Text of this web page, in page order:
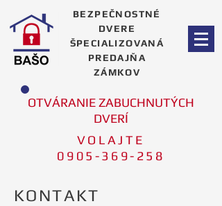
BEZPEČNOSTNÉ
DVERE
ŠPECIALIZOVANÁ
PREDAJŇA
ZÁMKOV
OTVÁRANIE ZABUCHNUTÝCH
DVERÍ
VOLAJTE
0905-369-258
KONTAKT